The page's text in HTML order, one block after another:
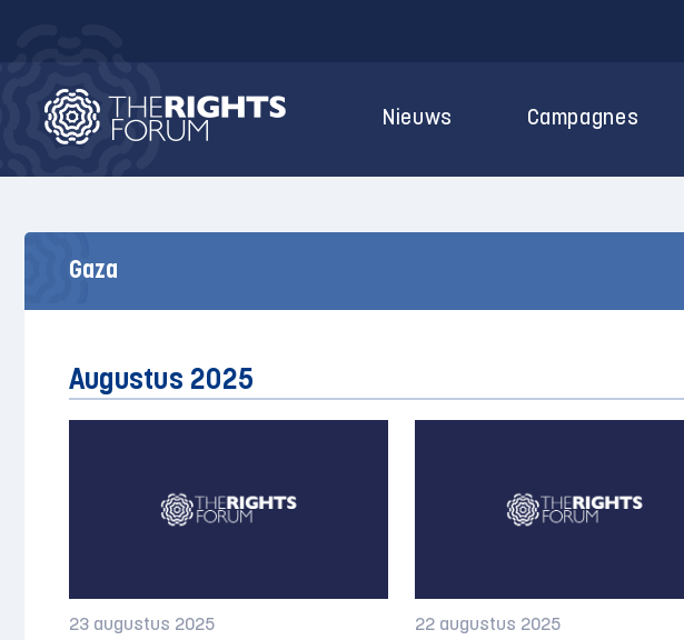
Nieuws Campagnes
Gaza
Augustus 2025
23 augustus 2025 22 augustus 2025